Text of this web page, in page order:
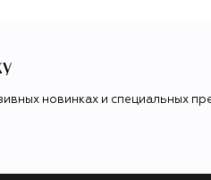
новинках и специальных